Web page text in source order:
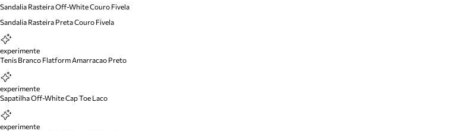
Sandalia Rasteira Off-White Couro Fivela
Sandalia Rasteira Preta Couro Fivela
experimente
Tenis Branco Flatform Amarracao Preto
experimente
Sapatilha Off-White Cap Toe Laco
experimente